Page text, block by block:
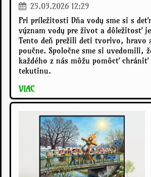
25.03.2026 12:29
Pri príležitosti Dňa vody sme si s
význam vody pre život a dôležitosť
Tento deň prežili deti tvorivo, hravo
poučne. Spoločne sme si uvedomili,
každého z nás môžu pomôcť
tekutinu.
VIAC